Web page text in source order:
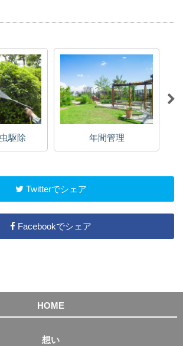
駆除 年間管理
Twitterでシェア
Facebookでシェア
HOME
想い